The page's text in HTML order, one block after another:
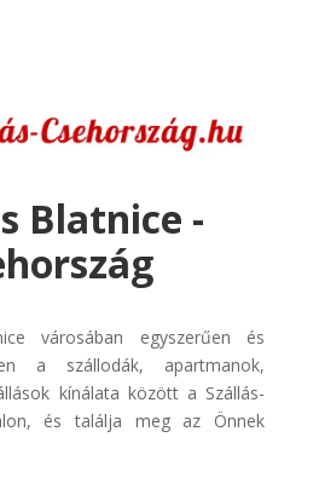
Blatnice -
városában egyszerűen és
a szállodák, apartmanok,
kínálata között a Szállás-
és találja meg az Önnek